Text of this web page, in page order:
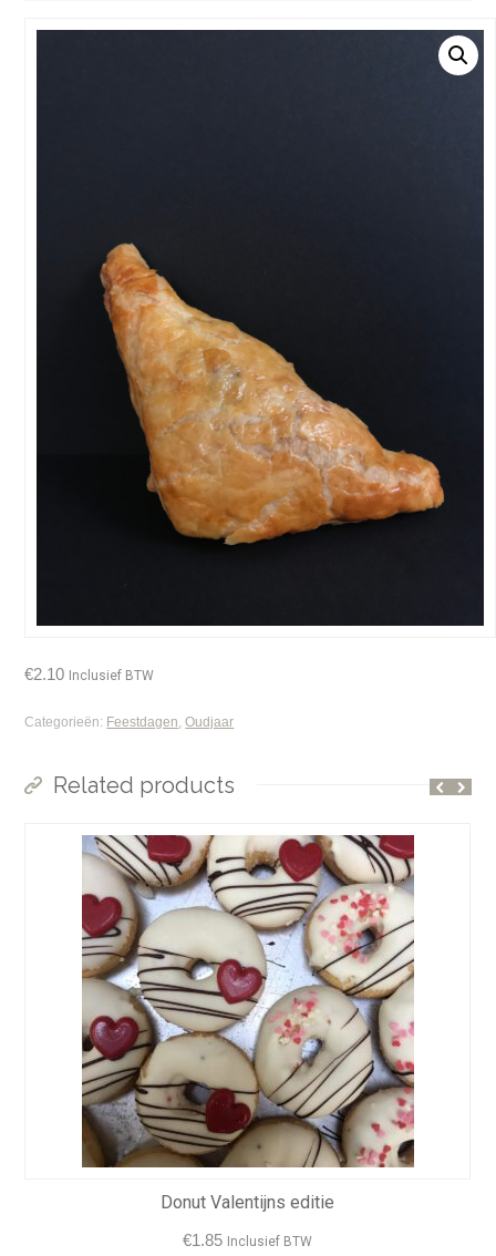
€2.10 Inclusief BTW
Categorieën: Feestdagen ,Oudjaar
Related products
Donut Valentijns editie
€1.85 Inclusief BTW